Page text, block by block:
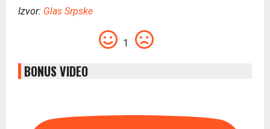
Izvor: Glas Srpske
1
BONUS VIDEO